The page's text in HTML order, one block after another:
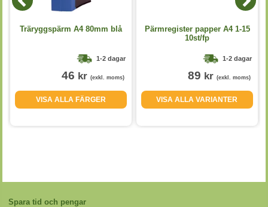
Träryggspärm A4 80mm blå
1-2 dagar
46 kr (exkl. moms)
VISA ALLA FÄRGER
Pärmregister papper A4 1-15
10st/fp
1-2 dagar
89 kr (exkl. moms)
VISA ALLA VARIANTER
Spara tid och pengar